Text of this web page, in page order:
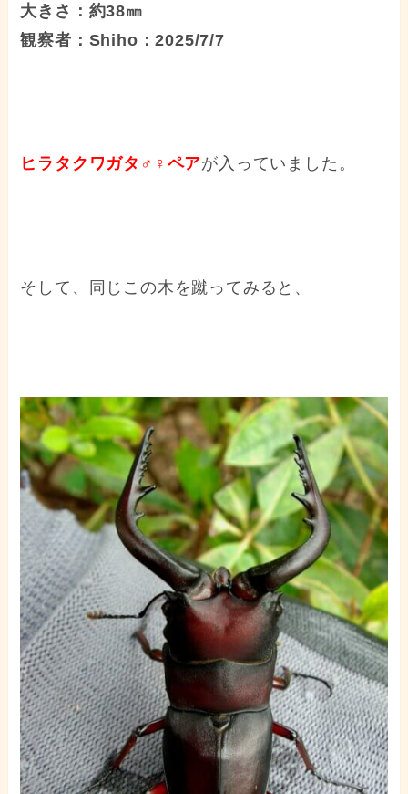
大きさ：約38㎜
観察者：Shiho：2025/7/7
ヒラタクワガタ♂♀ペアが入っていました。
そして、同じこの木を蹴ってみると、